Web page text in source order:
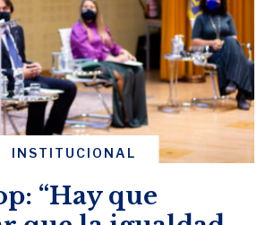
INSTITUCIONAL
“Hay que